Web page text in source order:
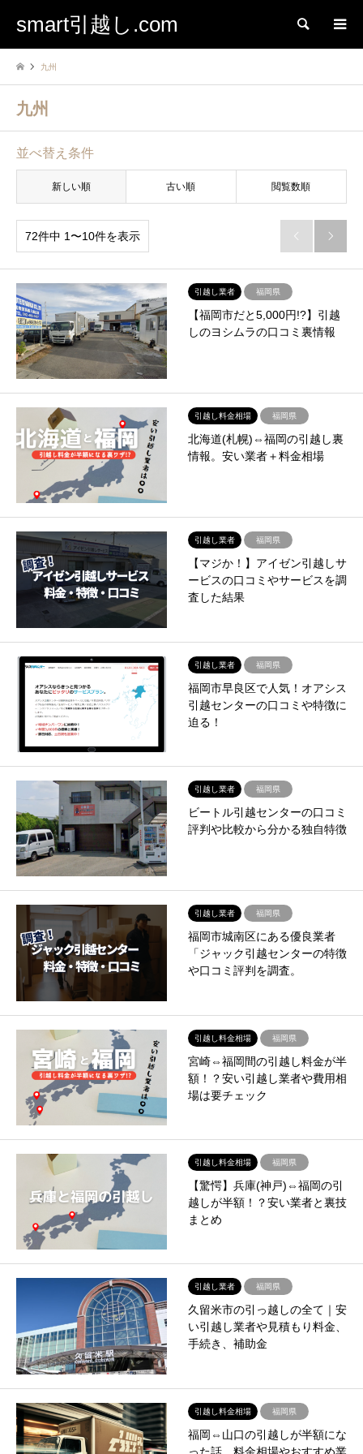
smart引越し.com 検索
九州
九州
並べ替え条件
新しい順 古い順 閲覧数順
72件中 1〜10件を表示  
引越し業者 福岡県
【福岡市だと5,000円!?】引越
しのヨシムラの口コミ裏情報
引越し料金相場 福岡県
北海道(札幌)⇔福岡の引越し裏
情報。安い業者＋料金相場
引越し業者 福岡県
【マジか！】アイゼン引越しサ
ービスの口コミやサービスを調
査した結果
引越し業者 福岡県
福岡市早良区で人気！オアシス
引越センターの口コミや特徴に
迫る！
引越し業者 福岡県
ビートル引越センターの口コミ
評判や比較から分かる独自特徴
引越し業者 福岡県
福岡市城南区にある優良業者
「ジャック引越センターの特徴
や口コミ評判を調査。
引越し料金相場 福岡県
宮崎⇔福岡間の引越し料金が半
額！？安い引越し業者や費用相
場は要チェック
引越し料金相場 福岡県
【驚愕】兵庫(神戸)⇔福岡の引
越しが半額！？安い業者と裏技
まとめ
引越し業者 福岡県
久留米市の引っ越しの全て｜安
い引越し業者や見積もり料金、
手続き、補助金
引越し料金相場 福岡県
福岡⇔山口の引越しが半額にな
った話。料金相場やおすすめ業